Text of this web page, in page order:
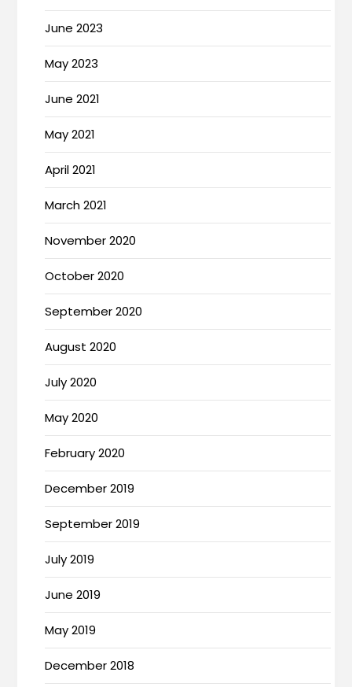
June 2023
May 2023
June 2021
May 2021
April 2021
March 2021
November 2020
October 2020
September 2020
August 2020
July 2020
May 2020
February 2020
December 2019
September 2019
July 2019
June 2019
May 2019
December 2018